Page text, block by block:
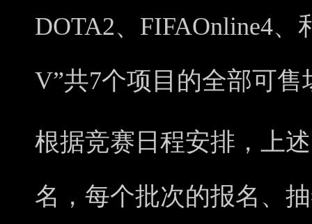
DOTA2、FIFAOnline4
V”共7个项目的全部可售
根据竞赛日程安排，上
名，每个批次的报名、